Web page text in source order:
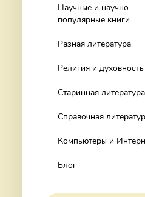
Научные и научно-
популярные книги
Разная литература
Религия и духовность
Старинная литература
Справочная
Компьютеры и
Блог